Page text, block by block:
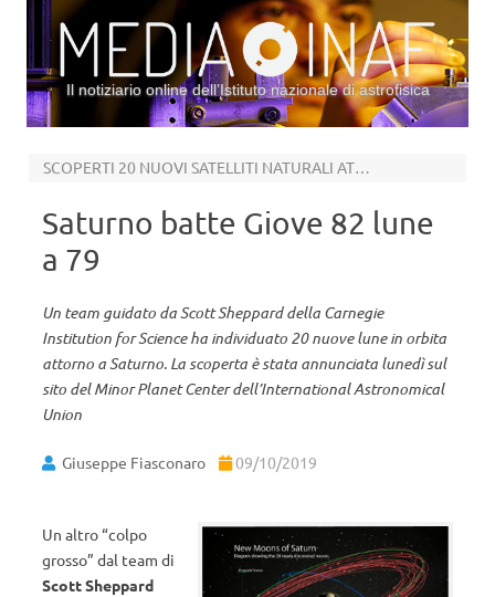
Il notiziario online dell’Istituto nazionale di astrofisica
SCOPERTI 20 NUOVI SATELLITI NATURALI ATTORNO AL SESTO PIANETA
Saturno batte Giove 82 lune
a 79
Un team guidato da Scott Sheppard della Carnegie
Institution for Science ha individuato 20 nuove lune in orbita
attorno a Saturno. La scoperta è stata annunciata lunedì sul
sito del Minor Planet Center dell’International Astronomical
Union
Giuseppe Fiasconaro 09/10/2019
Un altro “colpo
grosso” dal team di
Scott Sheppard